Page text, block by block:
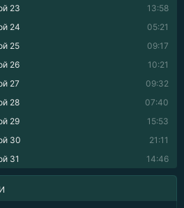
13:58
23
05:21
24
09:17
25
10:21
26
09:32
27
07:40
28
15:53
29
21:11
30
14:46
31